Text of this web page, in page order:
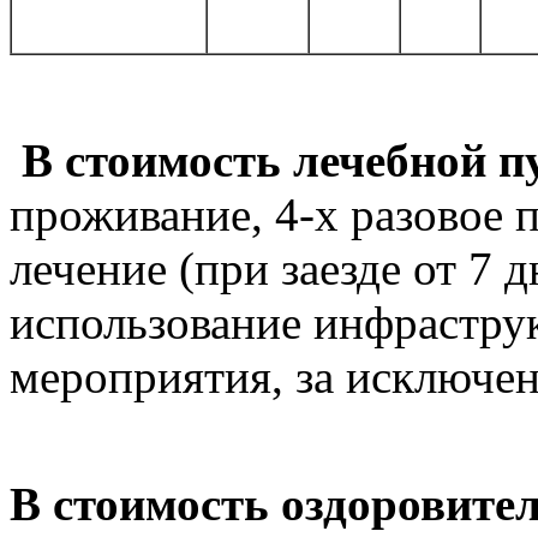
В стоимость лечебной
проживание, 4-х разовое
лечение (при заезде от 7
использование
мероприятия, за
В стоимость